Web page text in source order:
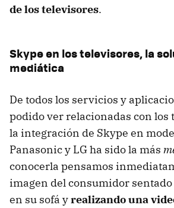
de los televisores.
Skype en los televisores, la
mediática
De todos los servicios y
podido ver relacionadas con los
la integración de Skype en
Panasonic y LG ha sido la más
conocerla pensamos
imagen del consumidor
en su sofá yrealizando una